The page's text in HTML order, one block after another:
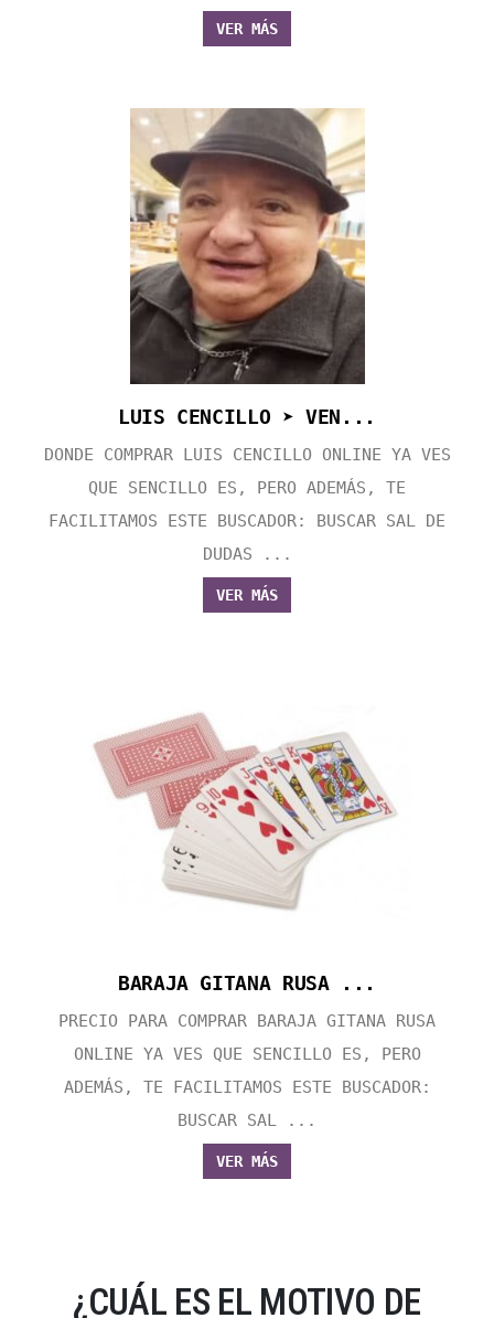
VER MÁS
LUIS CENCILLO ➤ VEN...
DONDE COMPRAR LUIS CENCILLO ONLINE YA VES
QUE SENCILLO ES, PERO ADEMÁS, TE
FACILITAMOS ESTE BUSCADOR: BUSCAR SAL DE
DUDAS ...
VER MÁS
BARAJA GITANA RUSA ...
PRECIO PARA COMPRAR BARAJA GITANA RUSA
ONLINE YA VES QUE SENCILLO ES, PERO
ADEMÁS, TE FACILITAMOS ESTE BUSCADOR:
BUSCAR SAL ...
VER MÁS
¿CUÁL ES EL MOTIVO DE